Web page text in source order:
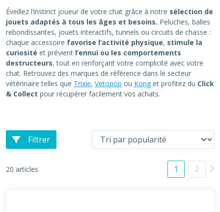
Éveillez l’instinct joueur de votre chat grâce à notre sélection de
jouets adaptés à tous les âges et besoins. Peluches, balles
rebondissantes, jouets interactifs, tunnels ou circuits de chasse :
chaque accessoire favorise l’activité physique, stimule la
curiosité et prévient l’ennui ou les comportements
destructeurs, tout en renforçant votre complicité avec votre
chat. Retrouvez des marques de référence dans le secteur
vétérinaire telles que Trixie, Vetopop ou Konget profitez du Click
& Collect pour récupérer facilement vos achats.
Filtrer
20 articles 1 2